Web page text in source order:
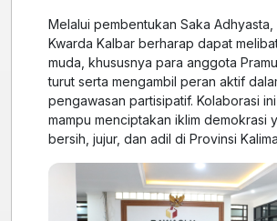
Melalui pembentukan Saka Adhyasta,
Kwarda Kalbar berharap dapat
muda, khususnya para anggota
turut serta mengambil peran aktif
pengawasan partisipatif. Kolaborasi
mampu menciptakan iklim demokrasi
bersih, jujur, dan adil di Provinsi